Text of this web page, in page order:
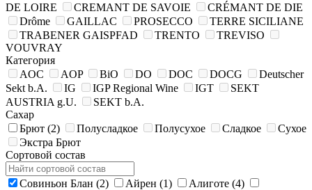
DE LOIRE
CREMANT DE SAVOIE
CRÉMANT DE DIE
Drôme
GAILLAC PROSECCO
TERRE SICILIANE
TRABENER GAISPFAD
TRENTO
TREVISO
VOUVRAY
Категория
AOC
AOP BiO DO DOC DOCG
Deutscher
Sekt b.A.
IG IGP Regional Wine IGT
SEKT
AUSTRIA g.U.
SEKT b.A.
Сахар
Брют (2) Полусладкое Полусухое Сладкое
Сухое
Экстра Брют
Сортовой состав
Совиньон Блан (2) Айрен (1) Алиготе (4)